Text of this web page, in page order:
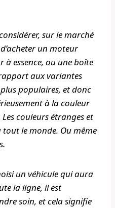
sur le marché
un moteur
à essence, ou une boîte
aux variantes
populaires, et donc
à la couleur
couleurs étranges et
le monde. Ou même
un véhicule qui aura
la ligne, il est
soin, et cela signifie